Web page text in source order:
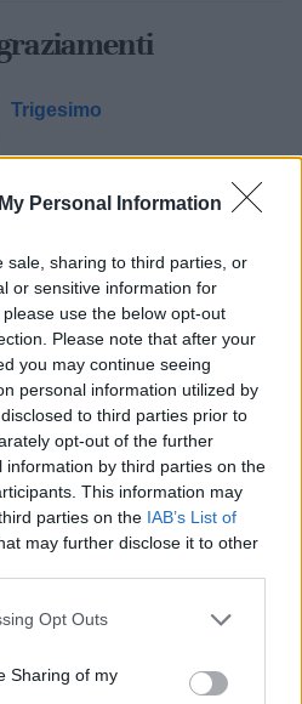
Personal Information
sale, sharing to third parties, or
or sensitive information for
use the below opt-out
Please note that after your
you may continue seeing
personal information utilized by
to third parties prior to
opt-out of the further
by third parties on the
This information may
parties on the IAB’s List of
may further disclose it to other
Opt Outs
Trigesimo
| Puglia - Area Due